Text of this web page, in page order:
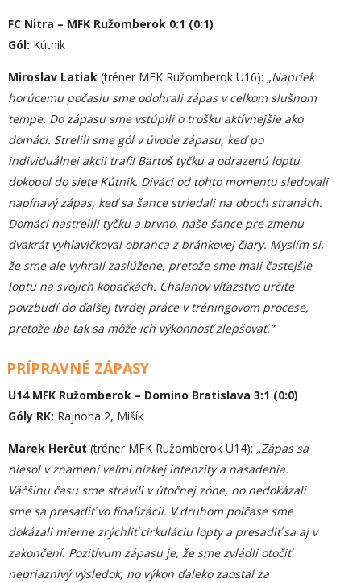
FC Nitra – MFK Ružomberok 0:1 (0:1)
Gól: Kútnik
Miroslav Latiak (tréner MFK Ružomberok U16): „Napriek
horúcemu počasiu sme odohrali zápas v celkom slušnom
tempe. Do zápasu sme vstúpili o trošku aktívnejšie ako
domáci. Strelili sme gól v úvode zápasu, keď po
individuálnej akcii trafil Bartoš tyčku a odrazenú loptu
dokopol do siete Kútnik. Diváci od tohto momentu sledovali
napínavý zápas, keď sa šance striedali na oboch stranách.
Domáci nastrelili tyčku a brvno, naše šance pre zmenu
dvakrát vyhlavičkoval obranca z bránkovej čiary. Myslím si,
že sme ale vyhrali zaslúžene, pretože sme mali častejšie
loptu na svojich kopačkách. Chalanov víťazstvo určite
povzbudí do ďalšej tvrdej práce v tréningovom procese,
pretože iba tak sa môže ich výkonnosť zlepšovať.“
PRÍPRAVNÉ ZÁPASY
U14 MFK Ružomberok – Domino Bratislava 3:1 (0:0)
Góly RK: Rajnoha 2, Mišík
Marek Herčut (tréner MFK Ružomberok U14): „Zápas sa
niesol v znamení veľmi nízkej intenzity a nasadenia.
Väčšinu času sme strávili v útočnej zóne, no nedokázali
sme sa presadiť vo finalizácii. V druhom polčase sme
dokázali mierne zrýchliť cirkuláciu lopty a presadiť sa aj v
zakončení. Pozitívum zápasu je, že sme zvládli otočiť
nepriaznivý výsledok, no výkon ďaleko zaostal za